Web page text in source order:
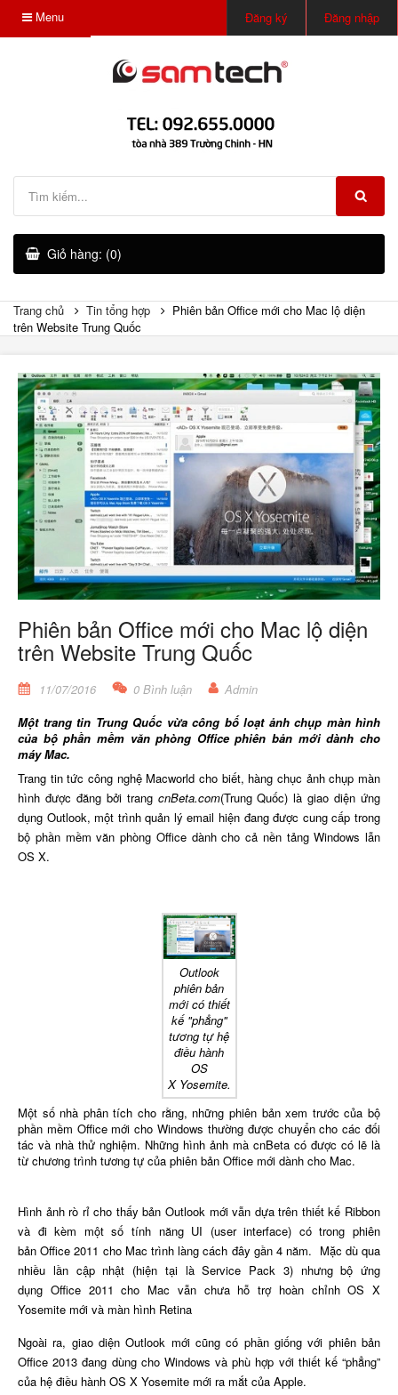
Menu Đăng ký Đăng nhập
Giỏ hàng: (0)
Trang chủ Tin tổng hợp
Phiên bản Office mới cho Mac lộ diện
trên Website Trung Quốc
Phiên bản Office mới cho Mac lộ diện
trên Website Trung Quốc
11/07/2016 0 Bình luận
Admin
Một trang tin Trung Quốc vừa công bố loạt ảnh chụp màn hình
của bộ phần mềm văn phòng Office phiên bản mới dành cho
máy Mac.
Trang tin tức công nghệ Macworld cho biết, hàng chục ảnh chụp màn
hình được đăng bởi trang cnBeta.com(Trung Quốc) là giao diện ứng
dụng Outlook, một trình quản lý email hiện đang được cung cấp trong
bộ phần mềm văn phòng Office dành cho cả nền tảng Windows lẫn
OS X.
Outlook
phiên bản
mới có thiết
kế "phẳng"
tương tự hệ
điều hành
OS
X Yosemite.
Một số nhà phân tích cho rằng, những phiên bản xem trước của bộ
phần mềm Office mới cho Windows thường được chuyển cho các đối
tác và nhà thử nghiệm. Những hình ảnh mà cnBeta có được có lẽ là
từ chương trình tương tự của phiên bản Office mới dành cho Mac.
Hình ảnh rò rỉ cho thấy bản Outlook mới vẫn dựa trên thiết kế Ribbon
và đi kèm một số tính năng UI (user interface) có trong phiên
bản Office 2011 cho Mac trình làng cách đây gần 4 năm. Mặc dù qua
nhiều lần cập nhật (hiện tại là Service Pack 3) nhưng bộ ứng
dụng Office 2011 cho Mac vẫn chưa hỗ trợ hoàn chỉnh OS X
Yosemite mới và màn hình Retina
Ngoài ra, giao diện Outlook mới cũng có phần giống với phiên bản
Office 2013 đang dùng cho Windows và phù hợp với thiết kế “phẳng”
của hệ điều hành OS X Yosemite mới ra mắt của Apple.